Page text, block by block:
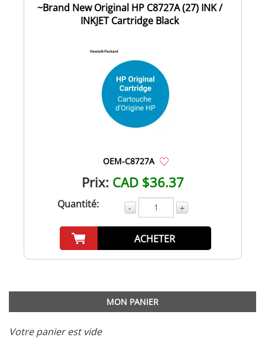
~Brand New Original HP C8727A (27) INK /
INKJET Cartridge Black
OEM-C8727A
Prix: CAD $36.37
Quantité: - +
ACHETER
MON PANIER
Votre panier est vide